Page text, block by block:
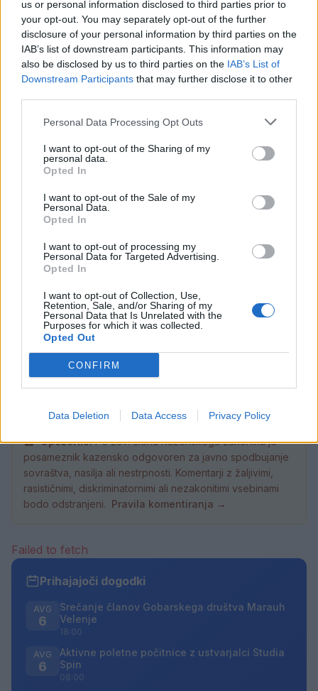
us or personal information disclosed to third parties prior to
your opt-out. You may separately opt-out of the further
disclosure of your personal information by third parties on the
IAB’s list of downstream participants. This information may
also be disclosed by us to third parties on the IAB’s List of
Downstream Participants that may further disclose it to other
Personal Data Processing Opt Outs
I want to opt-out of the Sharing of my
personal data.
Opted In
I want to opt-out of the Sale of my
Personal Data.
Opted In
I want to opt-out of processing my
Personal Data for Targeted Advertising.
Opted In
I want to opt-out of Collection, Use,
Retention, Sale, and/or Sharing of my
Personal Data that Is Unrelated with the
Purposes for which it was collected.
Opted Out
CONFIRM
Data Deletion Data Access Privacy Policy
Več iz kategorije Politika
Štirje svetniki sveta MO prestopili v
stranko Naše Velenje
V Velenju pred lokalnimi volitvami
ustanovili skupino Povezani za Velenje
Nejc Pačnik, Dermol še brez odločitve
16. junij 2026
Pred poslanci potrjevanje ministrske
ekipe premierja Janeza Janše
Opozorilo:Po 297. členu Kazenskega zakonika je
posameznik kazensko odgovoren za javno spodbujanje
sovraštva, nasilja ali nestrpnosti. Komentarji z žaljivimi,
rasističnimi, diskriminatornimi ali nezakonitimi vsebinami
bodo odstranjeni.
Pravila komentiranja →
Failed to fetch
Prihajajoči dogodki
AVG
6
Srečanje članov Gobarskega društva Marauh
Velenje
18:00
AVG
6
Aktivne poletne počitnice z ustvarjalci Studia
Spin
08:00